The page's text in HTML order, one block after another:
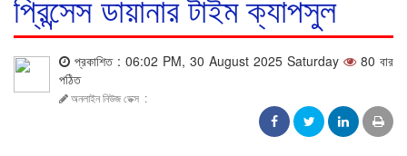
প্রকাশিত : 06:02 PM, 30 August 2025 Saturday
80 বার
পঠিত
অনলাইন নিউজ ডেক্স :